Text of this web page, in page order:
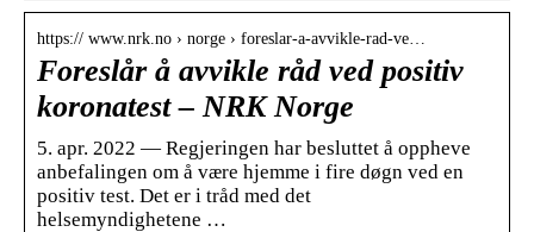
https:// www.nrk.no › norge › foreslar-a-avvikle-rad-ve…
Foreslår å avvikle råd ved positiv
koronatest – NRK Norge
5. apr. 2022 — Regjeringen har besluttet å oppheve
anbefalingen om å være hjemme i fire døgn ved en
positiv test. Det er i tråd med det
helsemyndighetene …